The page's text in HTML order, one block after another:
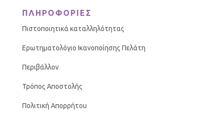
ΠΛΗΡΟΦΟΡΙΕΣ
Πιστοποιητικά καταλληλότητας
Ερωτηματολόγιο Ικανοποίησης Πελάτη
Περιβάλλον
Τρόπος Αποστολής
Πολιτική Απορρήτου